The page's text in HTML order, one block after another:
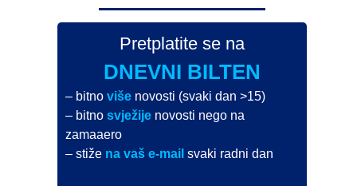
Pretplatite se na
DNEVNI BILTEN
– bitno višenovosti (svaki dan >15)
– bitno svježijenovosti nego na
zamaaero
– stiže na vaš e-mail svaki radni dan